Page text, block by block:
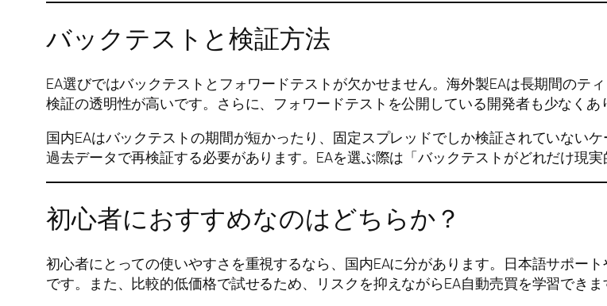
バックテストと検証方法
EA選びではバックテストとフォワードテストが欠かせません。海外製EAは長期間のテ
検証の透明性が高いです。さらに、フォワードテストを公開している開発者も少なくあ
国内EAはバックテストの期間が短かったり、固定スプレッドでしか検証されていない
過去データで再検証する必要があります。EAを選ぶ際は「バックテストがどれだけ現
初心者におすすめなのはどちらか？
初心者にとっての使いやすさを重視するなら、国内EAに分があります。日本語サポー
です。また、比較的低価格で試せるため、リスクを抑えながらEA自動売買を学習できま